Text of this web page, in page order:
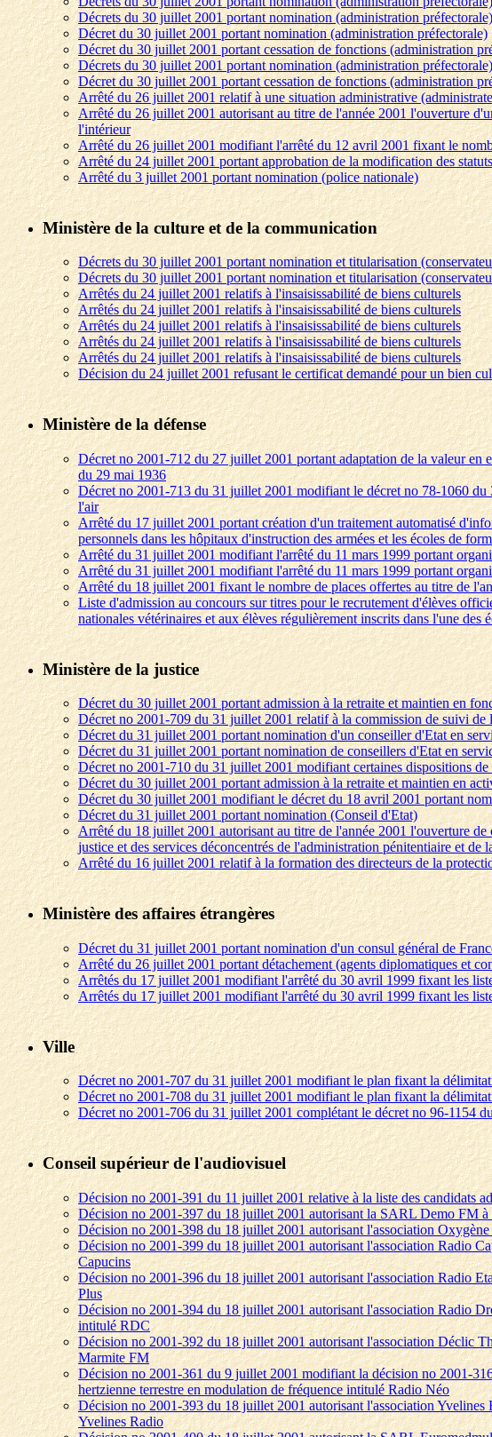
Décrets du 30 juillet 2001 portant nomination (administration préfectorale)
Décret du 30 juillet 2001 portant nomination (administration préfectorale)
Décret du 30 juillet 2001 portant cessation de fonctions (administration
Décrets du 30 juillet 2001 portant nomination (administration préfectorale)
Décret du 30 juillet 2001 portant cessation de fonctions (administration
Arrêté du 26 juillet 2001 relatif à une situation administrative
Arrêté du 26 juillet 2001 autorisant au titre de l'année 2001 l'ouverture
l'intérieur
Arrêté du 26 juillet 2001 modifiant l'arrêté du 12 avril 2001 fixant le
Arrêté du 24 juillet 2001 portant approbation de la modification des
Arrêté du 3 juillet 2001 portant nomination (police nationale)
Ministère de la culture et de la communication
Décrets du 30 juillet 2001 portant nomination et titularisation
Décrets du 30 juillet 2001 portant nomination et titularisation
Arrêtés du 24 juillet 2001 relatifs à l'insaisissabilité de biens culturels
Arrêtés du 24 juillet 2001 relatifs à l'insaisissabilité de biens culturels
Arrêtés du 24 juillet 2001 relatifs à l'insaisissabilité de biens culturels
Arrêtés du 24 juillet 2001 relatifs à l'insaisissabilité de biens culturels
Arrêtés du 24 juillet 2001 relatifs à l'insaisissabilité de biens culturels
Décision du 24 juillet 2001 refusant le certificat demandé pour un bien
Ministère de la défense
Décret no 2001-712 du 27 juillet 2001 portant adaptation de la valeur en
du 29 mai 1936
Décret no 2001-713 du 31 juillet 2001 modifiant le décret no 78-1060
l'air
Arrêté du 17 juillet 2001 portant création d'un traitement automatisé
personnels dans les hôpitaux d'instruction des armées et les écoles de
Arrêté du 31 juillet 2001 modifiant l'arrêté du 11 mars 1999 portant
Arrêté du 31 juillet 2001 modifiant l'arrêté du 11 mars 1999 portant
Arrêté du 18 juillet 2001 fixant le nombre de places offertes au titre de
Liste d'admission au concours sur titres pour le recrutement d'élèves
nationales vétérinaires et aux élèves régulièrement inscrits dans l'une des
Ministère de la justice
Décret du 30 juillet 2001 portant admission à la retraite et maintien en
Décret no 2001-709 du 31 juillet 2001 relatif à la commission de suivi
Décret du 31 juillet 2001 portant nomination d'un conseiller d'Etat en
Décret du 31 juillet 2001 portant nomination de conseillers d'Etat en
Décret no 2001-710 du 31 juillet 2001 modifiant certaines dispositions
Décret du 30 juillet 2001 portant admission à la retraite et maintien en
Décret du 30 juillet 2001 modifiant le décret du 18 avril 2001 portant
Décret du 31 juillet 2001 portant nomination (Conseil d'Etat)
Arrêté du 18 juillet 2001 autorisant au titre de l'année 2001 l'ouverture
justice et des services déconcentrés de l'administration pénitentiaire et de
Arrêté du 16 juillet 2001 relatif à la formation des directeurs de la
Ministère des affaires étrangères
Décret du 31 juillet 2001 portant nomination d'un consul général de
Arrêté du 26 juillet 2001 portant détachement (agents diplomatiques et
Arrêtés du 17 juillet 2001 modifiant l'arrêté du 30 avril 1999 fixant les
Arrêtés du 17 juillet 2001 modifiant l'arrêté du 30 avril 1999 fixant les
Ville
Décret no 2001-707 du 31 juillet 2001 modifiant le plan fixant la
Décret no 2001-708 du 31 juillet 2001 modifiant le plan fixant la
Décret no 2001-706 du 31 juillet 2001 complétant le décret no 96-1154
Conseil supérieur de l'audiovisuel
Décision no 2001-391 du 11 juillet 2001 relative à la liste des candidats
Décision no 2001-397 du 18 juillet 2001 autorisant la SARL Demo FM
Décision no 2001-398 du 18 juillet 2001 autorisant l'association
Décision no 2001-399 du 18 juillet 2001 autorisant l'association Radio
Capucins
Décision no 2001-396 du 18 juillet 2001 autorisant l'association Radio
Plus
Décision no 2001-394 du 18 juillet 2001 autorisant l'association Radio
intitulé RDC
Décision no 2001-392 du 18 juillet 2001 autorisant l'association Déclic
Marmite FM
Décision no 2001-361 du 9 juillet 2001 modifiant la décision no 2001-
hertzienne terrestre en modulation de fréquence intitulé Radio Néo
Décision no 2001-393 du 18 juillet 2001 autorisant l'association
Yvelines Radio